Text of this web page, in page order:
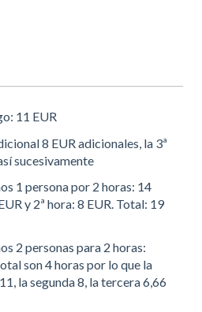
11 EUR
8 EUR adicionales, la 3ª
sucesivamente
1 persona por 2 horas: 14
y 2ª hora: 8 EUR. Total: 19
2 personas para 2 horas:
son 4 horas por lo que la
la segunda 8, la tercera 6,66